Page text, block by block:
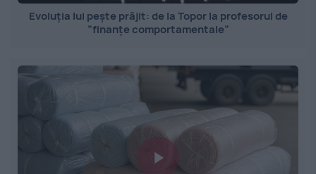
Evoluția lui pește prăjit: de la Topor la profesorul de
”finanțe comportamentale”